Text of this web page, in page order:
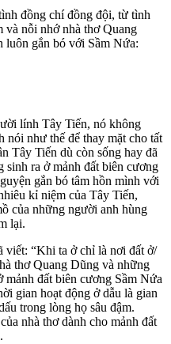
đồng chí đồng đội, từ tình
và nỗi nhớ nhà thơ Quang
luôn gắn bó với Sầm Nứa:
lính Tây Tiến, nó không
nói như thế để thay mặt cho tất
Tây Tiến dù còn sống hay đã
sinh ra ở mảnh đất biên cương
gắn bó tâm hồn mình với
kỉ niệm của Tây Tiến,
của những người anh hùng
lại.
“Khi ta ở chỉ là nơi đất ở/
thơ Quang Dũng và những
đất biên cương Sầm Nứa
gian hoạt động ở dẫu là gian
trong lòng họ sâu đậm.
nhà thơ dành cho mảnh đất